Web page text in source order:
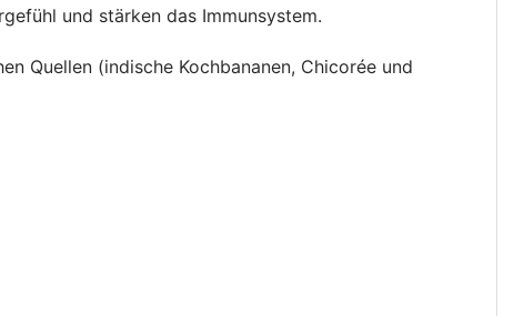
und stärken das Immunsystem.
Quellen (indische Kochbananen, Chicorée und